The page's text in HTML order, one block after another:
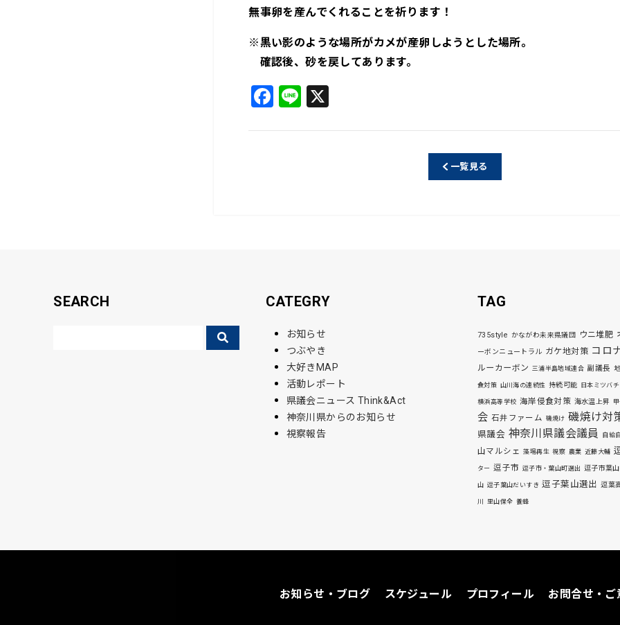
無事卵を産んでくれることを祈ります！
※黒い影のような場所がカメが産卵しようとした場所。
確認後、砂を戻してあります。
F
a
c
Li
n
e
一覧見る
SEARCH CATEGRY
お知らせ
つぶやき
大好きMAP
活動レポート
県議会ニュース Think&Act
神奈川県からのお知らせ
視察報告
TAG
735style かながわ未来県議団 ウニ堆肥
ーボンニュートラル ガケ地対策 コロ
ルーカーボン 三浦半島地域連合 副議長
食対策 山川海の連続性 持続可能 日本ミツバチ
横浜高等学校 海岸侵食対策 海水温上昇
会 石井ファーム 磯焼け 磯焼け対
県議会 神奈川県議会議員 自給
山マルシェ
藻場再生 視察 農業 近藤大輔
ター 逗子市 逗子市・葉山町選出 逗子市葉
山 逗子葉山だいすき 逗子葉山選出 逗葉
川 里山保全 養蜂
お知らせ・ブログ スケジュール プロフィール お問合せ・ご